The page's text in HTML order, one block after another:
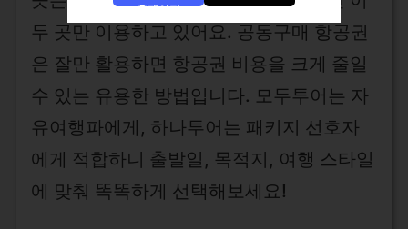
두 곳만 이용하고 있어요. 공동구매 항공권
은 잘만 활용하면 항공권 비용을 크게 줄일
수 있는 유용한 방법입니다. 모두투어는 자
유여행파에게, 하나투어는 패키지 선호자
에게 적합하니 출발일, 목적지, 여행 스타일
에 맞춰 똑똑하게 선택해보세요!
홈페이지